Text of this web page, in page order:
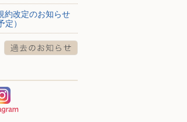
約改定のお知らせ
定）